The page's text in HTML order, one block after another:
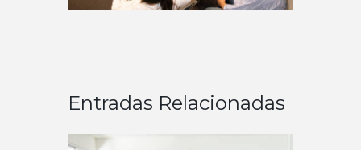
Entradas Relacionadas